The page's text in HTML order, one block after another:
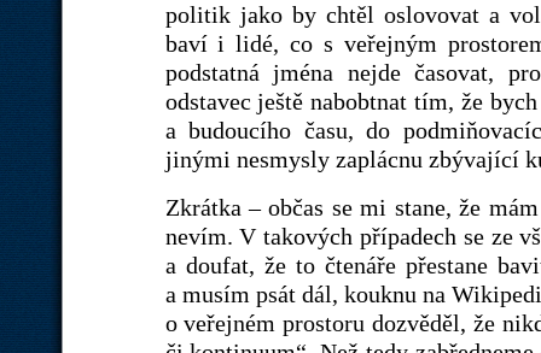
politik jako by chtěl oslovovat a
baví i lidé, co s veřejným
podstatná jména nejde časovat,
odstavec ještě nabobtnat tím, že
a budoucího času, do
jinými nesmysly zaplácnu zbývající
Zkrátka – občas se mi stane, že
nevím. V takových případech se ze
a doufat, že to čtenáře přestane
a musím psát dál, kouknu na
o veřejném prostoru dozvěděl, že